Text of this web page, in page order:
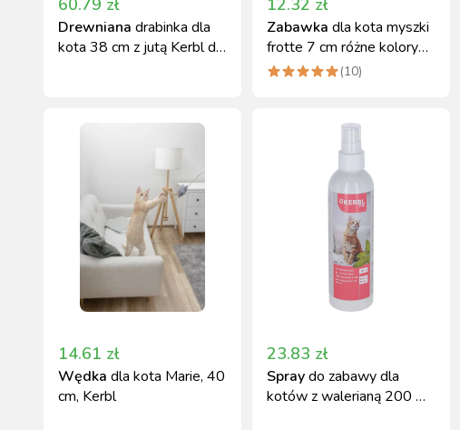
60.79 zł
Drewniana drabinka dla
kota 38 cm z jutą Kerbl do
12.32 zł
Zabawka dla kota myszki
frotte 7 cm różne kolory
Kerbl
(10)
14.61 zł
Wędka dla kota Marie, 40
cm, Kerbl
23.83 zł
Spraydo zabawy dla
kotów z walerianą 200 ml